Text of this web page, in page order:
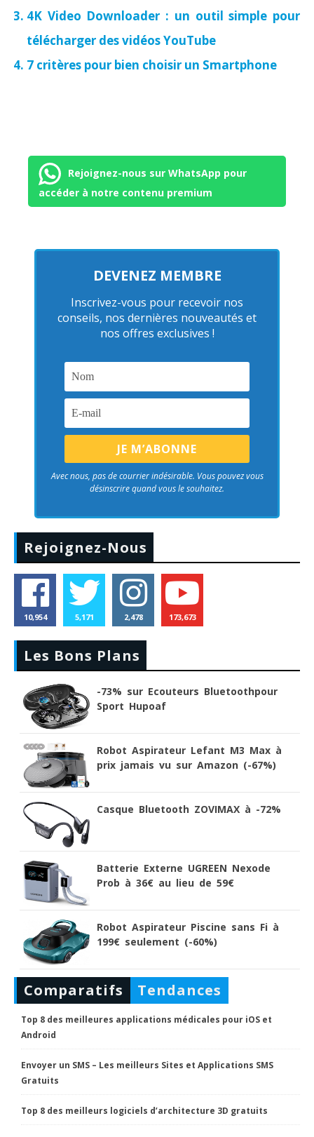
4K Video Downloader : un outil simple pour
télécharger des vidéos YouTube
7 critères pour bien choisir un Smartphone
Rejoignez-nous sur WhatsApp pour
accéder à notre contenu premium
DEVENEZ MEMBRE
Inscrivez-vous pour recevoir nos
conseils, nos dernières nouveautés et
nos offres exclusives !
Avec nous, pas de courrier indésirable. Vous pouvez vous
désinscrire quand vous le souhaitez.
Rejoignez-Nous
10,954 5,171 2,478 173,673
Les Bons Plans
-73% sur Ecouteurs Bluetoothpour
Sport Hupoaf
Robot Aspirateur Lefant M3 Max à
prix jamais vu sur Amazon (-67%)
Casque Bluetooth ZOVIMAX à -72%
Batterie Externe UGREEN Nexode
Prob à 36€ au lieu de 59€
Robot Aspirateur Piscine sans Fi à
199€ seulement (-60%)
Comparatifs Tendances
Top 8 des meilleures applications médicales pour iOS et
Android
Envoyer un SMS – Les meilleurs Sites et Applications SMS
Gratuits
Top 8 des meilleurs logiciels d’architecture 3D gratuits